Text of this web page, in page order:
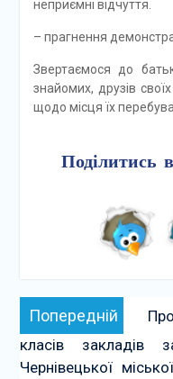
неприємні відчуття.
– прагнення
Звертаємося до
знайомих, друзів
щодо місця їх
Поділитись в
Навігація
записів
Попередній
класів закладів
Чернівецької